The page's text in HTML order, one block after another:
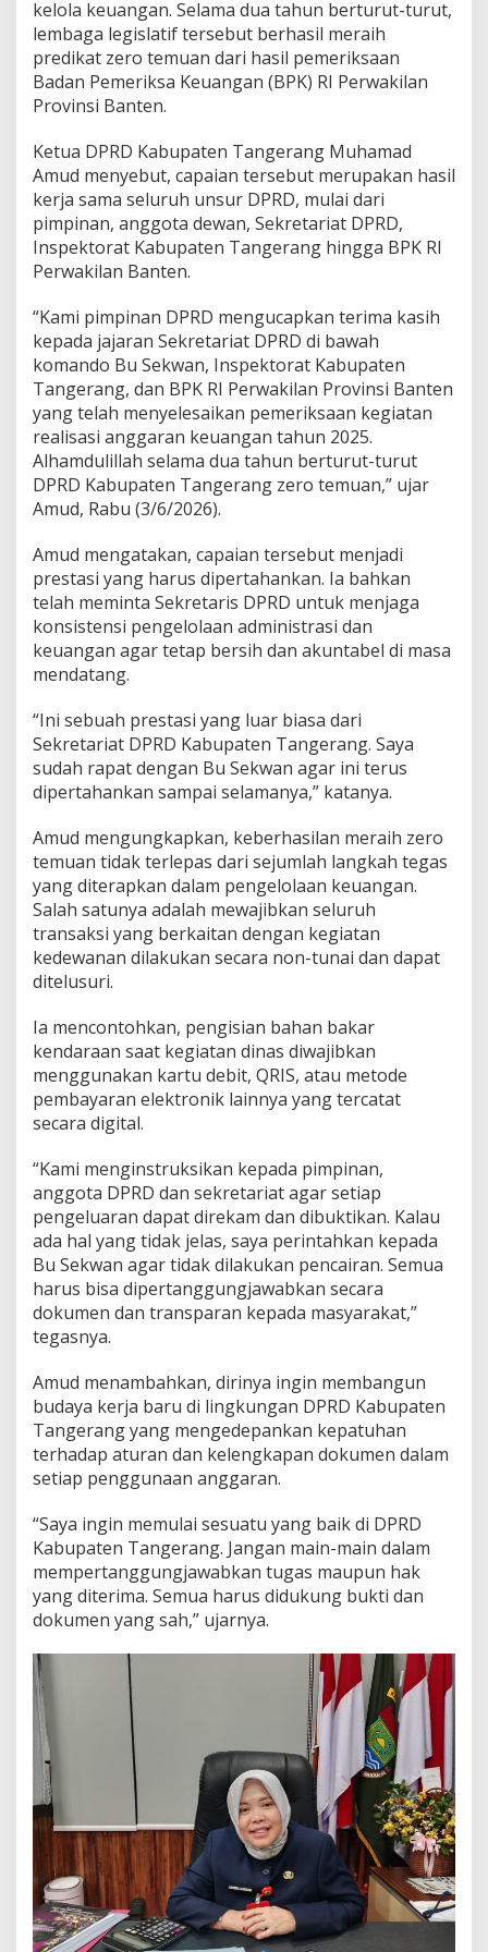
n
T
a
n
g
r
a
n
g
R
a
h
r
e
d
k
a
t
Z
r
o
e
m
u
a
n
,
u
a
D
P
:
I
n
t
g
r
a
J
a
d
i
n
c
kelola keuangan. Selama dua tahun berturut-turut,
lembaga legislatif tersebut berhasil meraih
predikat zero temuan dari hasil pemeriksaan
Badan Pemeriksa Keuangan (BPK) RI Perwakilan
Provinsi Banten.
Ketua DPRD Kabupaten Tangerang Muhamad
Amud menyebut, capaian tersebut merupakan hasil
kerja sama seluruh unsur DPRD, mulai dari
pimpinan, anggota dewan, Sekretariat DPRD,
Inspektorat Kabupaten Tangerang hingga BPK RI
Perwakilan Banten.
“Kami pimpinan DPRD mengucapkan terima kasih
kepada jajaran Sekretariat DPRD di bawah
komando Bu Sekwan, Inspektorat Kabupaten
Tangerang, dan BPK RI Perwakilan Provinsi Banten
yang telah menyelesaikan pemeriksaan kegiatan
realisasi anggaran keuangan tahun 2025.
Alhamdulillah selama dua tahun berturut-turut
DPRD Kabupaten Tangerang zero temuan,” ujar
Amud, Rabu (3/6/2026).
Amud mengatakan, capaian tersebut menjadi
prestasi yang harus dipertahankan. Ia bahkan
telah meminta Sekretaris DPRD untuk menjaga
konsistensi pengelolaan administrasi dan
keuangan agar tetap bersih dan akuntabel di masa
mendatang.
“Ini sebuah prestasi yang luar biasa dari
Sekretariat DPRD Kabupaten Tangerang. Saya
sudah rapat dengan Bu Sekwan agar ini terus
dipertahankan sampai selamanya,” katanya.
Amud mengungkapkan, keberhasilan meraih zero
temuan tidak terlepas dari sejumlah langkah tegas
yang diterapkan dalam pengelolaan keuangan.
Salah satunya adalah mewajibkan seluruh
transaksi yang berkaitan dengan kegiatan
kedewanan dilakukan secara non-tunai dan dapat
ditelusuri.
Ia mencontohkan, pengisian bahan bakar
kendaraan saat kegiatan dinas diwajibkan
menggunakan kartu debit, QRIS, atau metode
pembayaran elektronik lainnya yang tercatat
secara digital.
“Kami menginstruksikan kepada pimpinan,
anggota DPRD dan sekretariat agar setiap
pengeluaran dapat direkam dan dibuktikan. Kalau
ada hal yang tidak jelas, saya perintahkan kepada
Bu Sekwan agar tidak dilakukan pencairan. Semua
harus bisa dipertanggungjawabkan secara
dokumen dan transparan kepada masyarakat,”
tegasnya.
Amud menambahkan, dirinya ingin membangun
budaya kerja baru di lingkungan DPRD Kabupaten
Tangerang yang mengedepankan kepatuhan
terhadap aturan dan kelengkapan dokumen dalam
setiap penggunaan anggaran.
“Saya ingin memulai sesuatu yang baik di DPRD
Kabupaten Tangerang. Jangan main-main dalam
mempertanggungjawabkan tugas maupun hak
yang diterima. Semua harus didukung bukti dan
dokumen yang sah,” ujarnya.